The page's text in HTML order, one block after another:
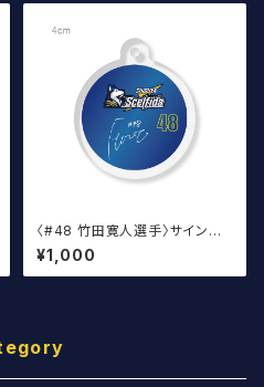
〈#48 竹田寛人選手〉サイン入
り丸アクキー
¥1,000